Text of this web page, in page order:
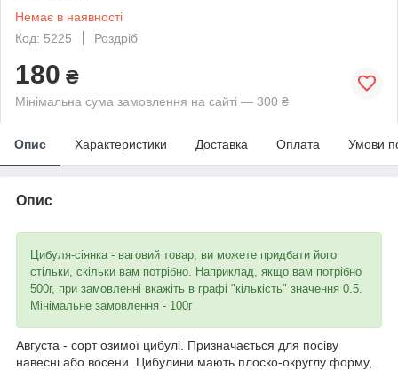
Немає в наявності
Код: 5225
Роздріб
180 ₴
Мінімальна сума замовлення на сайті — 300 ₴
Опис Характеристики Доставка Оплата Умови
Опис
Цибуля-сіянка - ваговий товар, ви можете придбати його
стільки, скільки вам потрібно. Наприклад, якщо вам потрібно
500г, при замовленні вкажіть в графі "кількість" значення 0.5.
Мінімальне замовлення - 100г
Августа - сорт озимої цибулі. Призначається для посіву
навесні або восени. Цибулини мають плоско-округлу форму,